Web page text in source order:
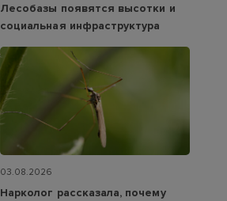
Лесобазы появятся высотки и
социальная инфраструктура
03.08.2026
Нарколог рассказала, почему